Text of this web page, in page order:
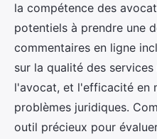
la compétence des
potentiels à prendre une
commentaires en ligne
sur la qualité des
l'avocat, et l'efficacité en
problèmes juridiques.
outil précieux pour